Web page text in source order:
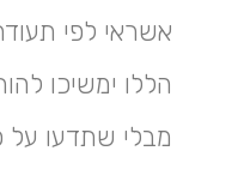
אשראי לפי
הללו ימשיכו
מבלי שתדעו